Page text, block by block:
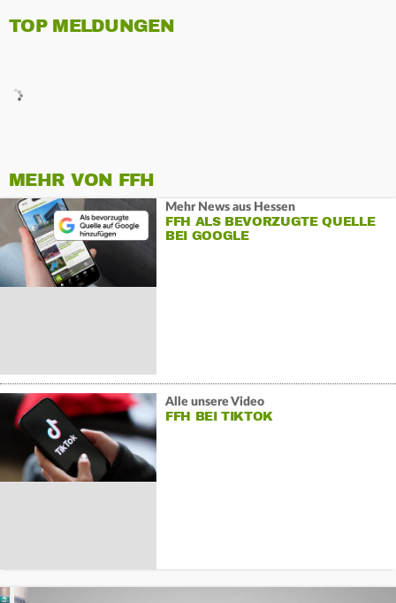
TOP MELDUNGEN
MEHR VON FFH
Mehr News aus Hessen
FFH ALS BEVORZUGTE QUELLE
BEI GOOGLE
Alle unsere Video
FFH BEI TIKTOK